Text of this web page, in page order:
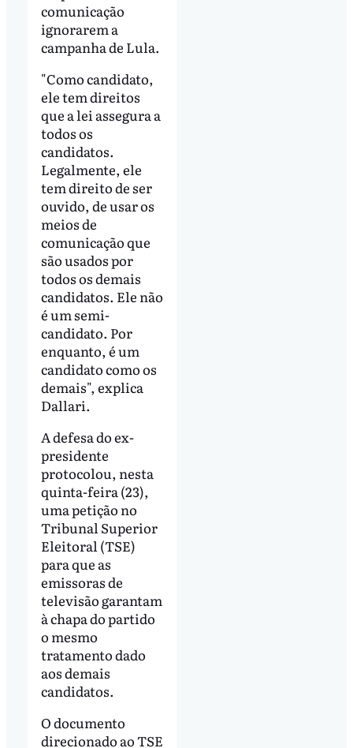
comunicação
ignorarem a
campanha de Lula.
"Como candidato,
ele tem direitos
que a lei assegura a
todos os
candidatos.
Legalmente, ele
tem direito de ser
ouvido, de usar os
meios de
comunicação que
são usados por
todos os demais
candidatos. Ele não
é um semi-
candidato. Por
enquanto, é um
candidato como os
demais", explica
Dallari.
A defesa do ex-
presidente
protocolou, nesta
quinta-feira (23),
uma petição no
Tribunal Superior
Eleitoral (TSE)
para que as
emissoras de
televisão garantam
à chapa do partido
o mesmo
tratamento dado
aos demais
candidatos.
O documento
direcionado ao TSE